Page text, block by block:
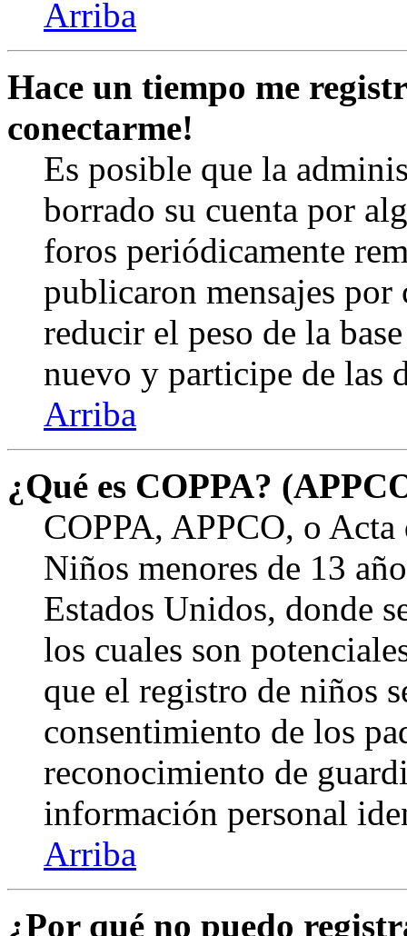
Arriba
Hace un tiempo me
conectarme!
Es posible que la
borrado su cuenta por
foros periódicamente
publicaron mensajes
reducir el peso de la
nuevo y participe de las
Arriba
¿Qué es COPPA?
COPPA, APPCO, o
Niños menores de 13
Estados Unidos, donde
los cuales son
que el registro de niños
consentimiento de los
reconocimiento de
información personal
Arriba
¿Por qué no puedo